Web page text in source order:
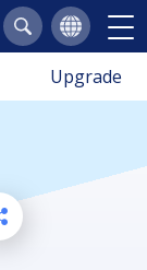
Upgrade